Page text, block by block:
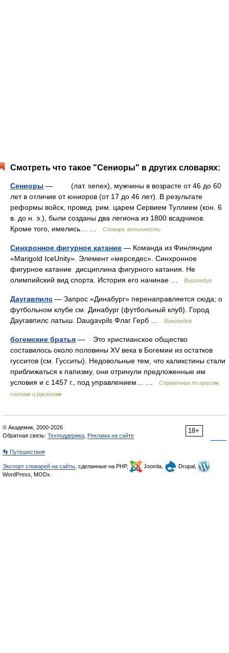
Смотреть что такое "Сениоры" в других словарях:
Сениоры — (лат. senex), мужчины в возрасте от 46 до 60
лет в отличие от юниоров (от 17 до 46 лет). В результате
реформы войск, провед. рим. царем Сервием Туллием (кон. 6
в. до н. э.), были созданы два легиона из 1800 всадников.
Кроме того, имелись… …
Словарь античности
Синхронное фигурное катание — Команда из Финляндии
«Marigold IceUnity». Элемент «мерседес». Синхронное
фигурное катание дисциплина фигурного катания. Не
олимпийский вид спорта. История его начинае …
Википедия
Даугавпилс — Запрос «Динабург» перенаправляется сюда; о
футбольном клубе см. Динабург (футбольный клуб). Город
Даугавпилс латыш. Daugavpils Флаг Герб …
Википедия
богемские братья — Это христианское общество
составилось около половины XV века в Богемии из остатков
гусситов (см. Гусситы). Недовольные тем, что каликстины стали
приближаться к папизму, они отринули предложенные им
условия и с 1457 г., под управлением… …
Справочник по ересям,
сектам и расколам
18+
© Академик, 2000-2026
Обратная связь: Техподдержка Реклама на сайте
👣 Путешествия
Экспорт словарей на сайты , сделанные на PHP, Joomla,
Drupal,
WordPress, MODx.